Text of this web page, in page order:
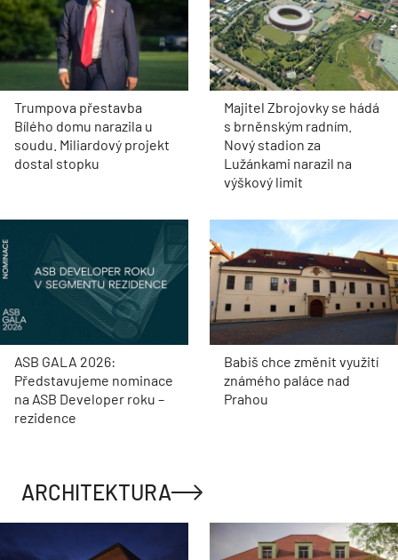
Trumpova přestavba
Bílého domu narazila u
soudu. Miliardový projekt
dostal stopku
Majitel Zbrojovky se hádá
s brněnským radním.
Nový stadion za
Lužánkami narazil na
výškový limit
ASB GALA 2026:
Představujeme nominace
na ASB Developer roku –
rezidence
Babiš chce změnit využití
známého paláce nad
Prahou
ARCHITEKTURA